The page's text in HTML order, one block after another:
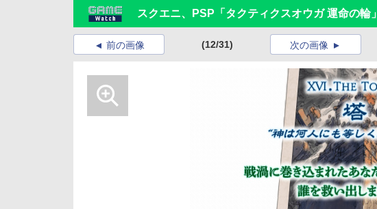
スクエニ、PSP「タクティクスオウガ 運命の輪」
前の画像 (12/31) 次の画像